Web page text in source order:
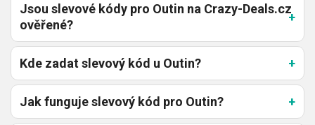
Jsou slevové kódy pro Outin na Crazy-Deals.cz
ověřené?
Kde zadat slevový kód u Outin?
Jak funguje slevový kód pro Outin?